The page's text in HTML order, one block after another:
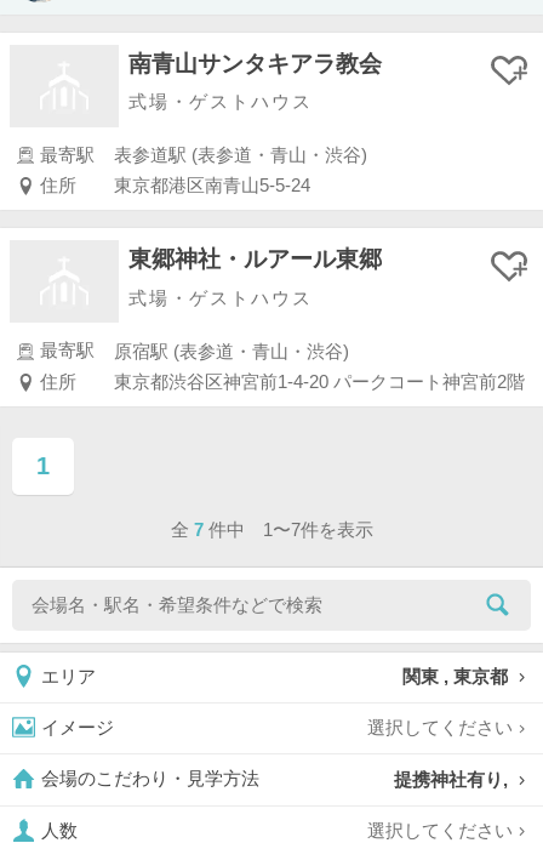
南青山サンタキアラ教会
式場・ゲストハウス
最寄駅
表参道駅 (表参道・青山・渋谷)
住所
東京都港区南青山5-5-24
東郷神社・ルアール東郷
式場・ゲストハウス
最寄駅
原宿駅 (表参道・青山・渋谷)
住所
東京都渋谷区神宮前1-4-20 パークコート神宮前2階
1
ページ目
全 7 件中 1〜7件を表示
エリア 関東 , 東京都
イメージ 選択してください
会場のこだわり・見学方法 提携神社有り,
人数 選択してください